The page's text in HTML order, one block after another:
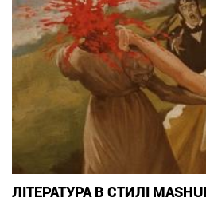
ЛІТЕРАТУРА В СТИЛІ